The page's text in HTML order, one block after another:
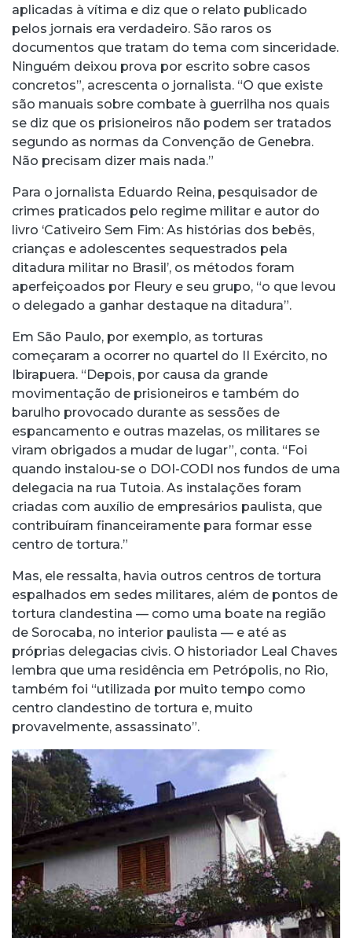
aplicadas à vítima e diz que o relato publicado
pelos jornais era verdadeiro. São raros os
documentos que tratam do tema com sinceridade.
Ninguém deixou prova por escrito sobre casos
concretos”, acrescenta o jornalista. “O que existe
são manuais sobre combate à guerrilha nos quais
se diz que os prisioneiros não podem ser tratados
segundo as normas da Convenção de Genebra.
Não precisam dizer mais nada.”
Para o jornalista Eduardo Reina, pesquisador de
crimes praticados pelo regime militar e autor do
livro ‘Cativeiro Sem Fim: As histórias dos bebês,
crianças e adolescentes sequestrados pela
ditadura militar no Brasil’, os métodos foram
aperfeiçoados por Fleury e seu grupo, “o que levou
o delegado a ganhar destaque na ditadura”.
Em São Paulo, por exemplo, as torturas
começaram a ocorrer no quartel do II Exército, no
Ibirapuera. “Depois, por causa da grande
movimentação de prisioneiros e também do
barulho provocado durante as sessões de
espancamento e outras mazelas, os militares se
viram obrigados a mudar de lugar”, conta. “Foi
quando instalou-se o DOI-CODI nos fundos de uma
delegacia na rua Tutoia. As instalações foram
criadas com auxílio de empresários paulista, que
contribuíram financeiramente para formar esse
centro de tortura.”
Mas, ele ressalta, havia outros centros de tortura
espalhados em sedes militares, além de pontos de
tortura clandestina — como uma boate na região
de Sorocaba, no interior paulista — e até as
próprias delegacias civis. O historiador Leal Chaves
lembra que uma residência em Petrópolis, no Rio,
também foi “utilizada por muito tempo como
centro clandestino de tortura e, muito
provavelmente, assassinato”.